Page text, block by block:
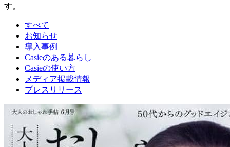
す。
すべて
お知らせ
導入事例
Casieのある暮らし
Casieの使い方
メディア掲載情報
プレスリリース